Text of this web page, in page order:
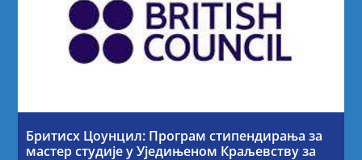
Бритисх Цоунцил: Програм стипендирања за
мастер студије у Уједињеном Краљевству за